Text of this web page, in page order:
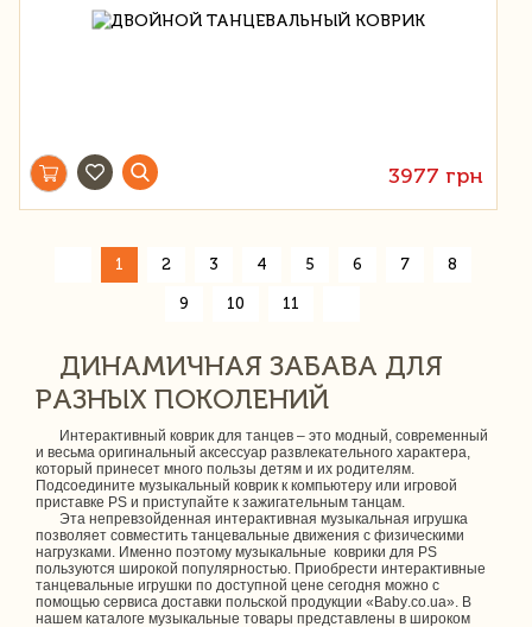
3977 грн
1 2 3 4 5 6 7 8
9 10 11
ДИНАМИЧНАЯ ЗАБАВА ДЛЯ
РАЗНЫХ ПОКОЛЕНИЙ
Интерактивный коврик для танцев – это модный, современный
и весьма оригинальный аксессуар развлекательного характера,
который принесет много пользы детям и их родителям.
Подсоедините музыкальный коврик к компьютеру или игровой
приставке PS и приступайте к зажигательным танцам.
Эта непревзойденная интерактивная музыкальная игрушка
позволяет совместить танцевальные движения с физическими
нагрузками. Именно поэтому музыкальные коврики для PS
пользуются широкой популярностью. Приобрести интерактивные
танцевальные игрушки по доступной цене сегодня можно с
помощью сервиса доставки польской продукции «Baby.co.ua». В
нашем каталоге музыкальные товары представлены в широком